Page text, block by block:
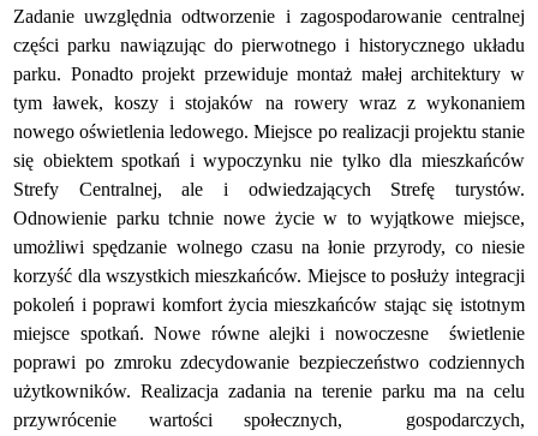
Zadanie uwzględnia odtworzenie i zagospodarowanie centralnej
części parku nawiązując do pierwotnego i historycznego układu
parku. Ponadto projekt przewiduje montaż małej architektury w
tym ławek, koszy i stojaków na rowery wraz z wykonaniem
nowego oświetlenia ledowego. Miejsce po realizacji projektu stanie
się obiektem spotkań i wypoczynku nie tylko dla mieszkańców
Strefy Centralnej, ale i odwiedzających Strefę turystów.
Odnowienie parku tchnie nowe życie w to wyjątkowe miejsce,
umożliwi spędzanie wolnego czasu na łonie przyrody, co niesie
korzyść dla wszystkich mieszkańców. Miejsce to posłuży integracji
pokoleń i poprawi komfort życia mieszkańców stając się istotnym
miejsce spotkań. Nowe równe alejki i nowoczesne świetlenie
poprawi po zmroku zdecydowanie bezpieczeństwo codziennych
użytkowników. Realizacja zadania na terenie parku ma na celu
przywrócenie wartości społecznych, gospodarczych,